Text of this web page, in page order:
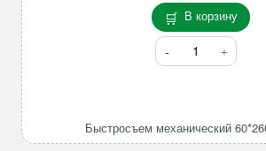
В корзину
Количество
товара
мм
Быстросъем механический